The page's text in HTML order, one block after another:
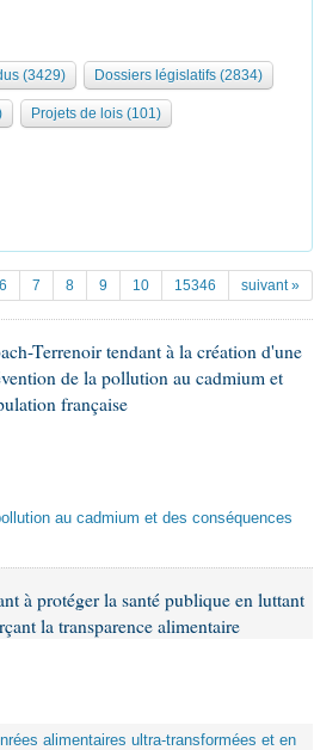
(3429) Dossiers législatifs (2834)
Projets de lois (101)
6 7 8 9 10 15346 suivant »
Terrenoir tendant à la création d'une
de la pollution au cadmium et
française
au cadmium et des conséquences
à protéger la santé publique en luttant
la transparence alimentaire
alimentaires ultra-transformées et en